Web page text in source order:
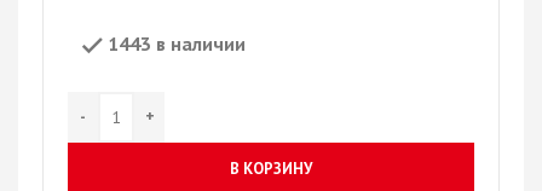
1443 в наличии
В КОРЗИНУ